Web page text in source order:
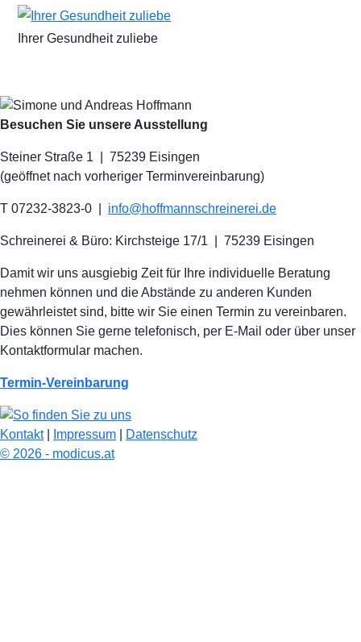
Ihrer Gesundheit zuliebe
Besuchen Sie unsere Ausstellung
Steiner Straße 1 | 75239 Eisingen
(geöffnet nach vorheriger Terminvereinbarung)
T 07232-3823-0 info@hoffmannschreinerei.de
Schreinerei & Büro: Kirchsteige 17/1 75239 Eisingen
Damit wir uns ausgiebig Zeit für Ihre individuelle Beratung
nehmen können und die Abstände zu anderen Kunden
gewährleistet sind, bitte wir Sie einen Termin zu vereinbaren.
Dies können Sie gerne telefonisch, per E-Mail oder über unser
Kontaktformular machen.
Termin-Vereinbarung
Kontakt| Impressum
Datenschutz
© 2026 - modicus.at